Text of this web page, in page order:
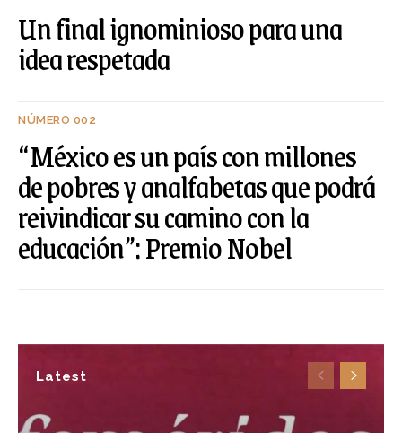
Latest
Un final ignominioso para una
idea respetada
NÚMERO 002
“México es un país con millones
de pobres y analfabetas que podrá
reivindicar su camino con la
educación”: Premio Nobel